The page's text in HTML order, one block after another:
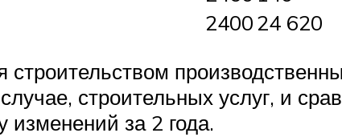
240024 620
строительством
строительных услуг, и
изменений за 2 года.